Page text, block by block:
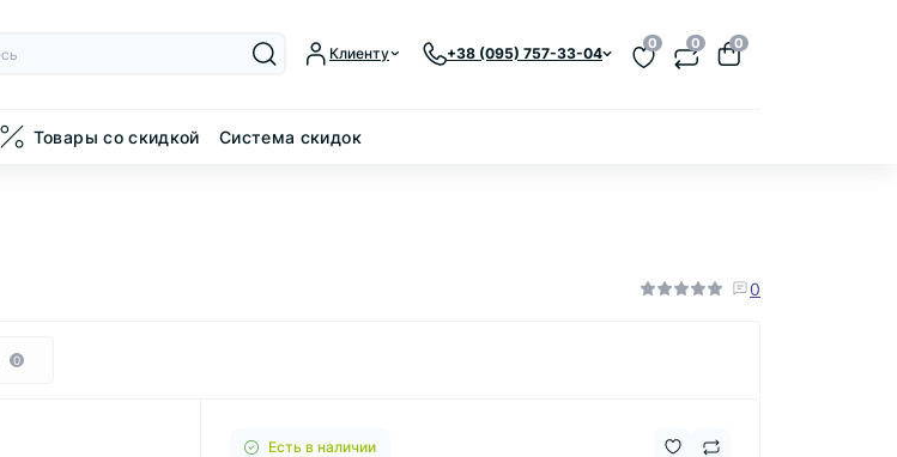
Клиенту +38 (095) 757-33-04
0 0 0
Товары со скидкой Система скидок
0
0
Есть в наличии